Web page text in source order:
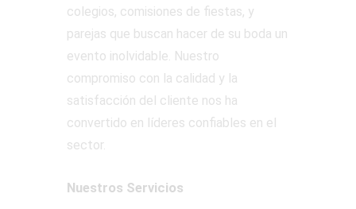
colegios, comisiones de fiestas, y
parejas que buscan hacer de su boda un
evento inolvidable. Nuestro
compromiso con la calidad y la
satisfacción del cliente nos ha
convertido en líderes confiables en el
sector.
Nuestros Servicios